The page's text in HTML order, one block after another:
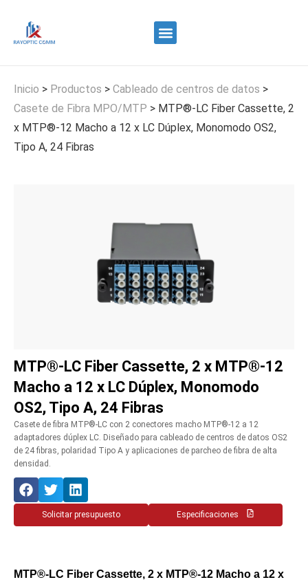
Inicio > Productos > Cableado de centros de datos >
Casete de Fibra MPO/MTP > MTP®-LC Fiber Cassette, 2
x MTP®-12 Macho a 12 x LC Dúplex, Monomodo OS2,
Tipo A, 24 Fibras
MTP®-LC Fiber Cassette, 2 x MTP®-12
Macho a 12 x LC Dúplex, Monomodo
OS2, Tipo A, 24 Fibras
Casete de fibra MTP®-LC con 2 conectores macho MTP®-12 a 12
adaptadores dúplex LC. Diseñado para cableado de centros de datos OS2
de 24 fibras, polaridad Tipo A y aplicaciones de parcheo de fibra de alta
densidad.
Solicitar presupuesto Especificaciones
MTP®-LC Fiber Cassette, 2 x MTP®-12 Macho a 12 x